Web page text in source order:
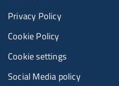
Privacy Policy
Cookie Policy
Cookie settings
Social Media policy